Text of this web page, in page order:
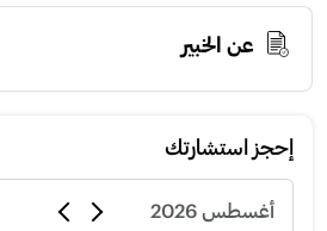
عن الخبير
إحجز استشارتك
أغسطس 2026